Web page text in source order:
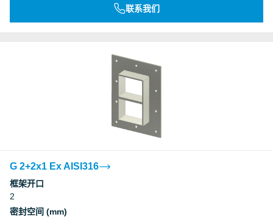
联系我们
G 2+2x1 Ex AISI316
框架开口
2
密封空间 (mm)